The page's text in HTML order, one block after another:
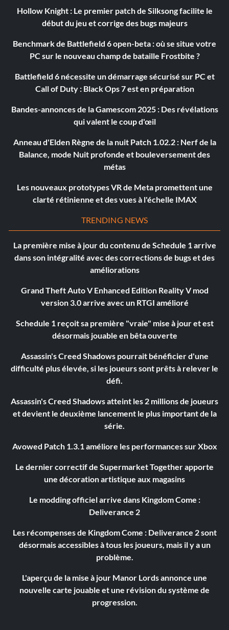
Hollow Knight : Le premier patch de Silksong facilite le
début du jeu et corrige des bugs majeurs
Benchmark de Battlefield 6 open-beta : où se situe votre
PC sur le nouveau champ de bataille Frostbite ?
Battlefield 6 nécessite un démarrage sécurisé sur PC et
Call of Duty : Black Ops 7 est en préparation
Bandes-annonces de la Gamescom 2025 : Des révélations
qui valent le coup d'œil
Anneau d'Elden Règne de la nuit Patch 1.02.2 : Nerf de la
Balance, mode Nuit profonde et bouleversement des
métas
Les nouveaux prototypes VR de Meta promettent une
clarté rétinienne et des vues à l'échelle IMAX
TRENDING NEWS
La première mise à jour du contenu de Schedule 1 arrive
dans son intégralité avec des corrections de bugs et des
améliorations
Grand Theft Auto V Enhanced Edition Reality V mod
version 3.0 arrive avec un RTGI amélioré
Schedule 1 reçoit sa première "vraie" mise à jour et est
désormais jouable en bêta ouverte
Assassin's Creed Shadows pourrait bénéficier d'une
difficulté plus élevée, si les joueurs sont prêts à relever le
défi.
Assassin's Creed Shadows atteint les 2 millions de joueurs
et devient le deuxième lancement le plus important de la
série.
Avowed Patch 1.3.1 améliore les performances sur Xbox
Le dernier correctif de Supermarket Together apporte
une décoration artistique aux magasins
Le modding officiel arrive dans Kingdom Come :
Deliverance 2
Les récompenses de Kingdom Come : Deliverance 2 sont
désormais accessibles à tous les joueurs, mais il y a un
problème.
L'aperçu de la mise à jour Manor Lords annonce une
nouvelle carte jouable et une révision du système de
progression.